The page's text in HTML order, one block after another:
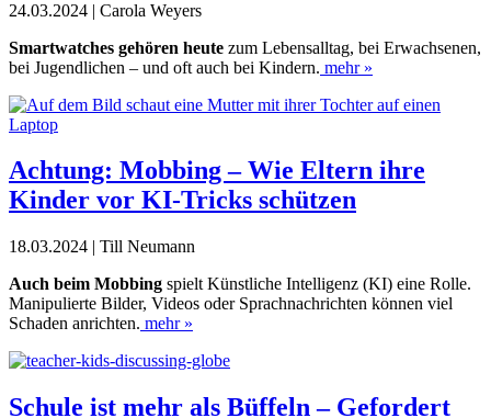
24.03.2024 | Carola Weyers
Smartwatches gehören heute zum Lebensalltag, bei Erwachsenen,
bei Jugendlichen – und oft auch bei Kindern. mehr »
Achtung: Mobbing – Wie Eltern ihre
Kinder vor KI-Tricks schützen
18.03.2024 | Till Neumann
Auch beim Mobbing spielt Künstliche Intelligenz (KI) eine Rolle.
Manipulierte Bilder, Videos oder Sprachnachrichten können viel
Schaden anrichten. mehr »
Schule ist mehr als Büffeln – Gefordert